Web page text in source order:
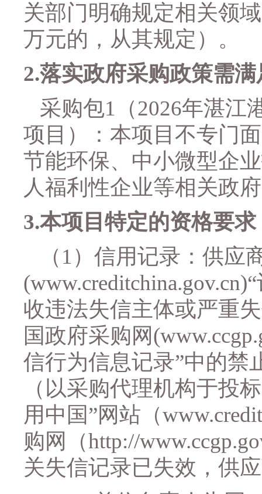
关部门明确规定相关领
万元的，从其规定）。
2.落实政府采购政策需
采购包1（2026年湛江
项目 ）： 本项目 不专门
节能环保、中小微型企
人福利性企业等相关政
3.本项目特定的资格要求
（ 1）信用记录：供应
收违法失信主体或严重
国政府采购网
信行为信息记录”中的禁
（以采购代理机构于投
用中国”网站（
购网（http://
关失信记录已失效，供